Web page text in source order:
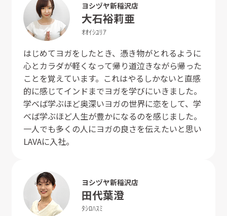
ヨシヅヤ新稲沢店
大石裕莉亜
ｵｵｲｼﾕﾘｱ
はじめてヨガをしたとき、憑き物がとれるように
心とカラダが軽くなって帰り道泣きながら帰った
ことを覚えています。これはやるしかないと直感
的に感じてインドまでヨガを学びにいきました。
学べば学ぶほど奥深いヨガの世界に恋をして、学
べば学ぶほど人生が豊かになるのを感じました。
一人でも多くの人にヨガの良さを伝えたいと思い
LAVAに入社。
ヨシヅヤ新稲沢店
田代葉澄
ﾀｼﾛﾊｽﾐ